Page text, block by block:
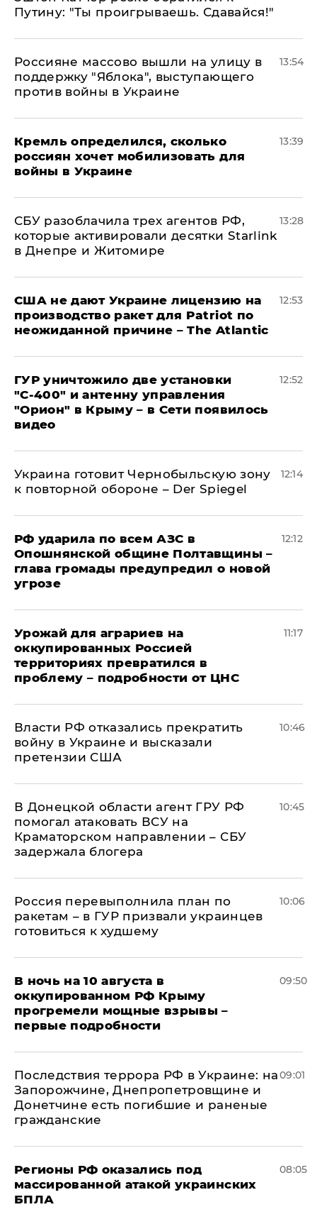
Путину: "Ты проигрываешь. Сдавайся!"
Россияне массово вышли на улицу в
поддержку "Яблока", выступающего
против войны в Украине
13:54
Кремль определился, сколько
россиян хочет мобилизовать для
войны в Украине
13:39
СБУ разоблачила трех агентов РФ,
которые активировали десятки Starlink
в Днепре и Житомире
13:28
США не дают Украине лицензию на
производство ракет для Patriot по
неожиданной причине – The Atlantic
12:53
ГУР уничтожило две установки
"С‑400" и антенну управления
"Орион" в Крыму – в Сети появилось
видео
12:52
Украина готовит Чернобыльскую зону
к повторной обороне – Der Spiegel
12:14
РФ ударила по всем АЗС в
Опошнянской общине Полтавщины –
глава громады предупредил о новой
угрозе
12:12
Урожай для аграриев на
оккупированных Россией
территориях превратился в
проблему – подробности от ЦНС
11:17
Власти РФ отказались прекратить
войну в Украине и высказали
претензии США
10:46
В Донецкой области агент ГРУ РФ
помогал атаковать ВСУ на
Краматорском направлении – СБУ
задержала блогера
10:45
Россия перевыполнила план по
ракетам – в ГУР призвали украинцев
готовиться к худшему
10:06
В ночь на 10 августа в
оккупированном РФ Крыму
прогремели мощные взрывы –
первые подробности
09:50
Последствия террора РФ в Украине: на
Запорожчине, Днепропетровщине и
Донетчине есть погибшие и раненые
гражданские
09:01
Регионы РФ оказались под
массированной атакой украинских
БПЛА
08:05